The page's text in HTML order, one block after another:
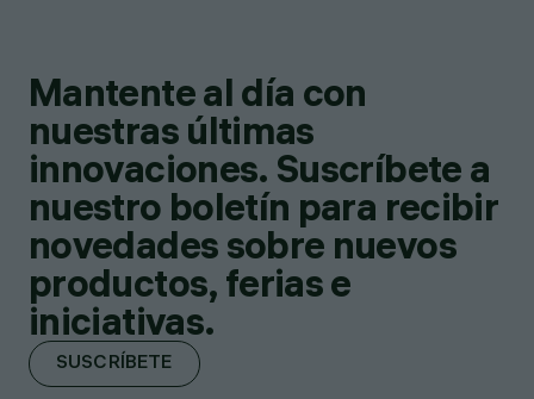
Mantente al día con
nuestras últimas
innovaciones. Suscríbete a
nuestro boletín para recibir
novedades sobre nuevos
productos, ferias e
iniciativas.
SUSCRÍBETE